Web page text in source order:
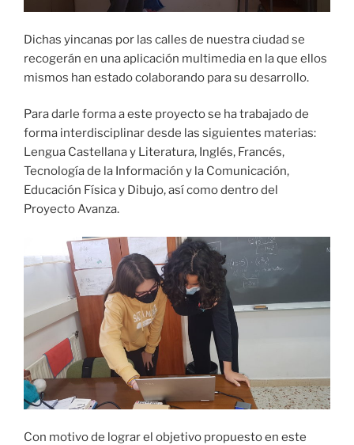
Dichas yincanas por las calles de nuestra ciudad se
recogerán en una aplicación multimedia en la que ellos
mismos han estado colaborando para su desarrollo.
Para darle forma a este proyecto se ha trabajado de
forma interdisciplinar desde las siguientes materias:
Lengua Castellana y Literatura, Inglés, Francés,
Tecnología de la Información y la Comunicación,
Educación Física y Dibujo, así como dentro del
Proyecto Avanza.
Con motivo de lograr el objetivo propuesto en este